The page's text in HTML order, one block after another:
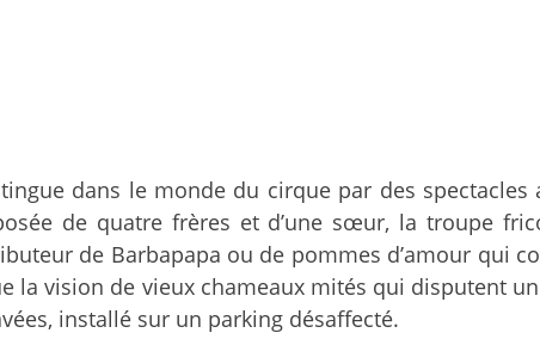
dans le monde du cirque par des spectacles
de quatre frères et d’une sœur, la troupe
de Barbapapa ou de pommes d’amour qui
la vision de vieux chameaux mités qui disputent
installé sur un parking désaffecté.